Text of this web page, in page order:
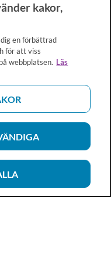
kakor,
en förbättrad
för att viss
webbplatsen. Läs